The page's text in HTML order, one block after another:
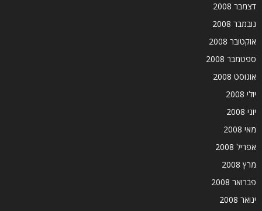
דצמבר 2008
נובמבר 2008
אוקטובר 2008
ספטמבר 2008
אוגוסט 2008
יולי 2008
יוני 2008
מאי 2008
אפריל 2008
מרץ 2008
פברואר 2008
ינואר 2008